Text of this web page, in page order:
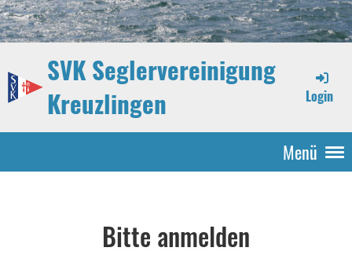
SVK Seglervereinigung
Kreuzlingen
Login
Menü
Bitte anmelden